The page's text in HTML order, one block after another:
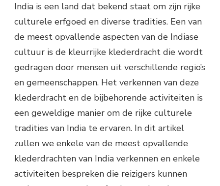
India is een land dat bekend staat om zijn rijke
culturele erfgoed en diverse tradities. Een van
de meest opvallende aspecten van de Indiase
cultuur is de kleurrijke klederdracht die wordt
gedragen door mensen uit verschillende regio’s
en gemeenschappen. Het verkennen van deze
klederdracht en de bijbehorende activiteiten is
een geweldige manier om de rijke culturele
tradities van India te ervaren. In dit artikel
zullen we enkele van de meest opvallende
klederdrachten van India verkennen en enkele
activiteiten bespreken die reizigers kunnen